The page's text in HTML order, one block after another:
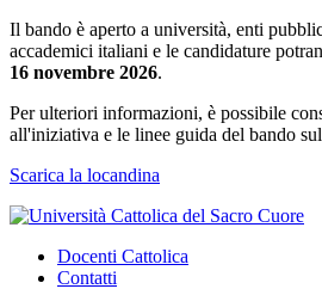
Il bando è aperto a università, enti
accademici italiani e le candidature
16 novembre 2026.
Per ulteriori informazioni, è possibile
all'iniziativa e le linee guida del bando
Scarica la locandina
Docenti Cattolica
Contatti